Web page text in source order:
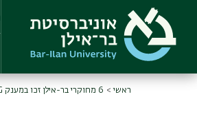
main
content
ראשי 6 מחוקרי בר-אילן זכו במענק ISF-DFG, מהיוקרתיים בעולם